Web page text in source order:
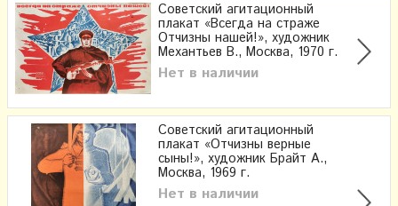
Советский агитационный
плакат «Всегда на страже
Отчизны нашей!», художник
Механтьев В., Москва, 1970 г.
Нет в наличии
Советский агитационный
плакат «Отчизны верные
сыны!», художник Брайт А.,
Москва, 1969 г.
Нет в наличии